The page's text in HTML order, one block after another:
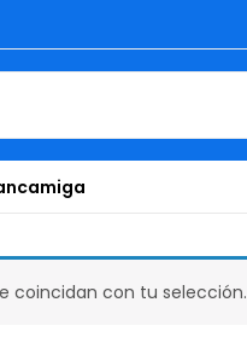
coincidan con tu selección.